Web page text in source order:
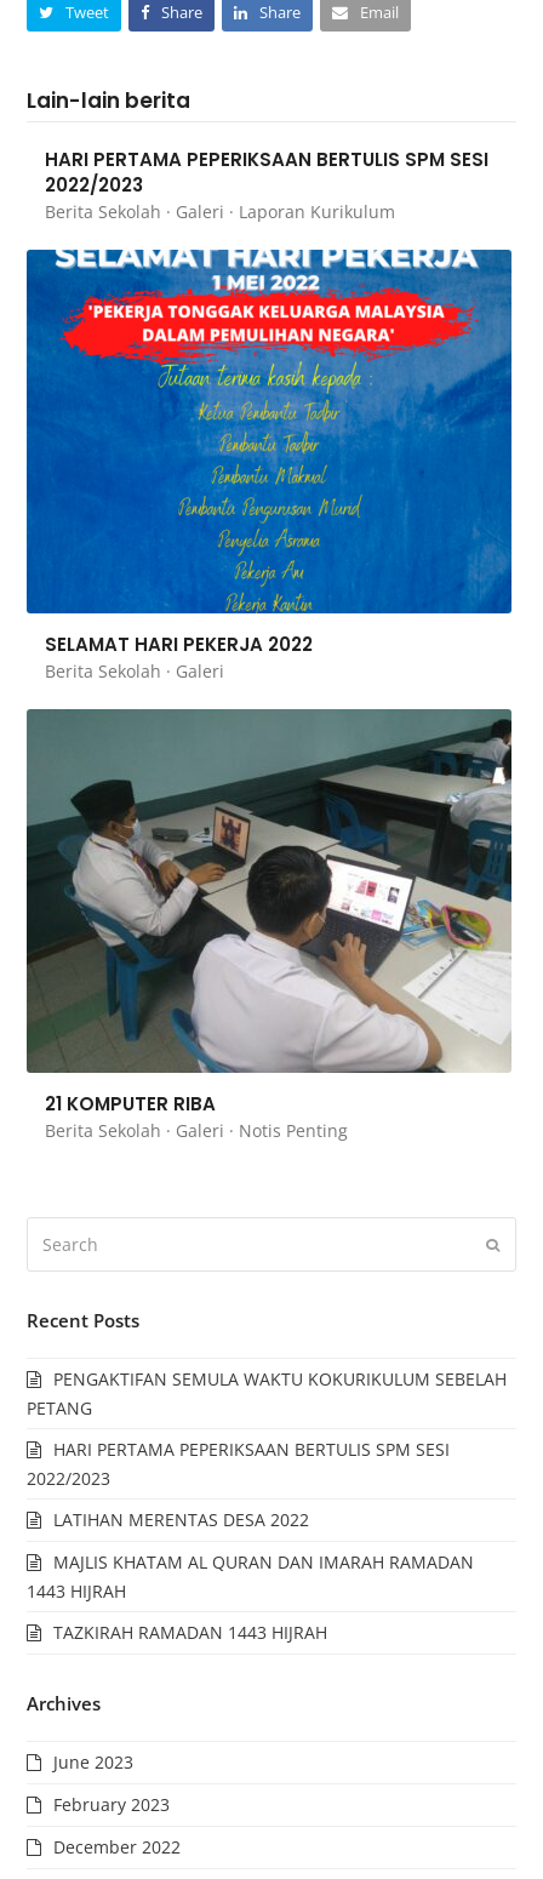
Tweet Share Share Email
Lain-lain berita
HARI PERTAMA PEPERIKSAAN BERTULIS SPM SESI
2022/2023
Berita Sekolah · Galeri · Laporan Kurikulum
SELAMAT HARI PEKERJA 2022
Berita Sekolah · Galeri
21 KOMPUTER RIBA
Berita Sekolah · Galeri · Notis Penting
Recent Posts
PENGAKTIFAN SEMULA WAKTU KOKURIKULUM SEBELAH
PETANG
HARI PERTAMA PEPERIKSAAN BERTULIS SPM SESI
2022/2023
LATIHAN MERENTAS DESA 2022
MAJLIS KHATAM AL QURAN DAN IMARAH RAMADAN
1443 HIJRAH
TAZKIRAH RAMADAN 1443 HIJRAH
Archives
June 2023
February 2023
December 2022